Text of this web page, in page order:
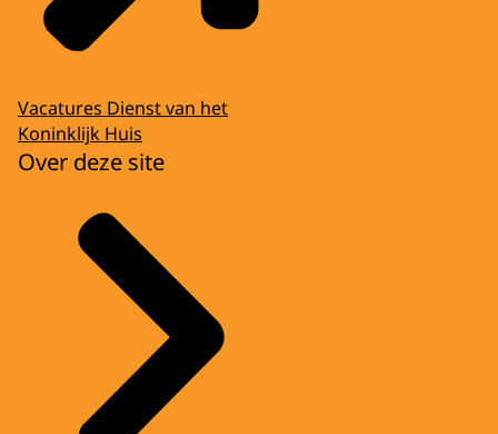
Vacatures Dienst van het
Koninklijk Huis
Over deze site